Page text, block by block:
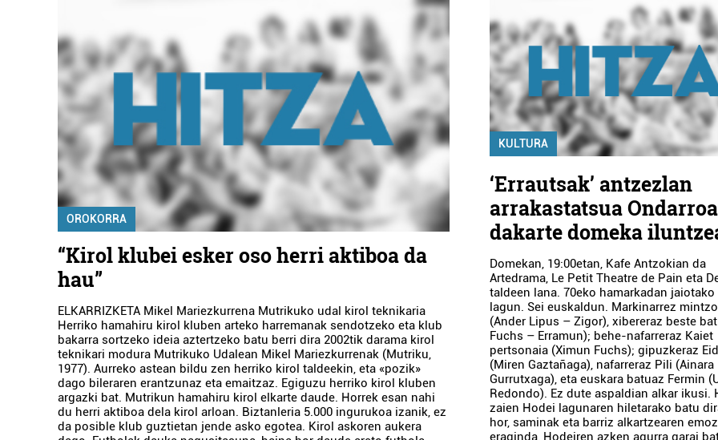
OROKORRA
“Kirol klubei esker oso herri aktiboa da
hau”
ELKARRIZKETA Mikel Mariezkurrena Mutrikuko udal kirol teknikaria
Herriko hamahiru kirol kluben arteko harremanak sendotzeko eta klub
bakarra sortzeko ideia aztertzeko batu berri dira 2002tik darama kirol
teknikari modura Mutrikuko Udalean Mikel Mariezkurrenak (Mutriku,
1977). Aurreko astean bildu zen herriko kirol taldeekin, eta «pozik»
dago bileraren erantzunaz eta emaitzaz. Egiguzu herriko kirol kluben
argazki bat. Mutrikun hamahiru kirol elkarte daude. Horrek esan nahi
du herri aktiboa dela kirol arloan. Biztanleria 5.000 ingurukoa izanik, ez
da posible klub guztietan jende asko egotea. Kirol askoren aukera
KULTURA
‘Errautsak’ antzezlan
arrakastatsua
dakarte domeka
Domekan, 19:00etan, Kafe Antzokian da
Artedrama, Le Petit Theatre de Pain eta
taldeen lana. 70eko hamarkadan jaiotako
lagun. Sei euskaldun. Markinarrez
(Ander Lipus – Zigor), xibereraz beste
Fuchs – Erramun); behe-nafarreraz Kaiet
pertsonaia (Ximun Fuchs); gipuzkeraz
(Miren Gaztañaga), nafarreraz Pili (Ainara
Gurrutxaga), eta euskara batuaz Fermin
Redondo). Ez dute aspaldian alkar ikusi.
zaien Hodei lagunaren hiletarako batu
hor, saminak eta barriz alkartzearen
eraginda, Hodeiren azken agurra garai